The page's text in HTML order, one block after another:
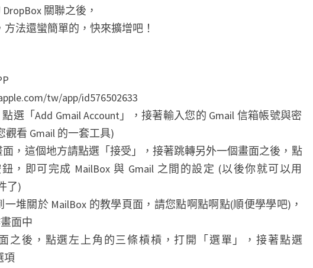
關聯之後，
方法還蠻簡單的，快來擴增吧！
tw/app/id576502633
選「Add Gmail Account」，接著輸入您的 Gmail 信箱帳號與密
觀看 Gmail 的一套工具)
，這個地方請點選「接受」，接著跳轉另外一個畫面之後，點
，即可完成 MailBox 與 Gmail 之間的設定 (以後你就可以用
了)
堆關於 MailBox 的教學頁面，請您點啊點啊點(順便學學吧)，
面中
之後，點選左上角的三條槓槓，打開「選單」，接著點選
項